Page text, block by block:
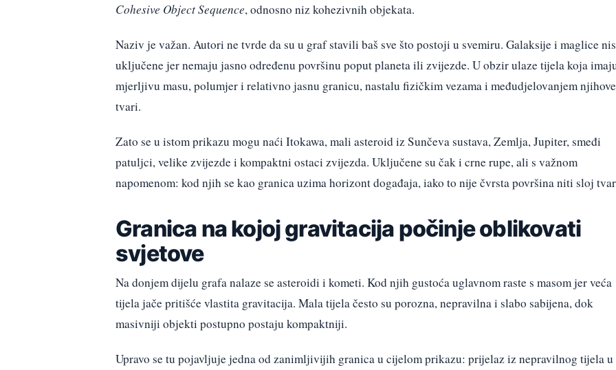
Cohesive Object Sequence, odnosno niz kohezivnih objekata.
Naziv je važan. Autori ne tvrde da su u graf stavili baš sve što postoji u svemiru. Galaksije i maglice
uključene jer nemaju jasno određenu površinu poput planeta ili zvijezde. U obzir ulaze tijela koja
mjerljivu masu, polumjer i relativno jasnu granicu, nastalu fizičkim vezama i međudjelovanjem njihove
tvari.
Zato se u istom prikazu mogu naći Itokawa, mali asteroid iz Sunčeva sustava, Zemlja, Jupiter, smeđi
patuljci, velike zvijezde i kompaktni ostaci zvijezda. Uključene su čak i crne rupe, ali s važnom
napomenom: kod njih se kao granica uzima horizont događaja, iako to nije čvrsta površina niti sloj
Granica na kojoj gravitacija počinje oblikovati
svjetove
Na donjem dijelu grafa nalaze se asteroidi i kometi. Kod njih gustoća uglavnom raste s masom jer veća
tijela jače pritišće vlastita gravitacija. Mala tijela često su porozna, nepravilna i slabo sabijena, dok
masivniji objekti postupno postaju kompaktniji.
Upravo se tu pojavljuje jedna od zanimljivijih granica u cijelom prikazu: prijelaz iz nepravilnog tijela u